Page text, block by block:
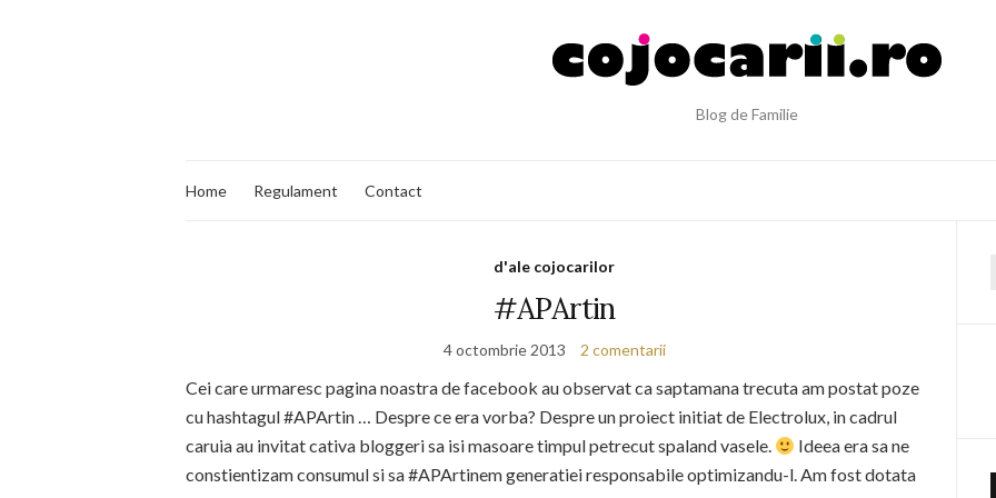
Blog de Familie
Home Regulament Contact
d'ale cojocarilor
#APArtin
4 octombrie 2013 2 comentarii
Cei care urmaresc pagina noastra de facebook au observat ca saptamana trecuta am postat poze
cu hashtagul #APArtin … Despre ce era vorba? Despre un proiect initiat de Electrolux, in cadrul
caruia au invitat cativa bloggeri sa isi masoare timpul petrecut spaland vasele.
Ideea era sa ne
constientizam consumul si sa #APArtinem generatiei responsabile optimizandu-l. Am fost dotata